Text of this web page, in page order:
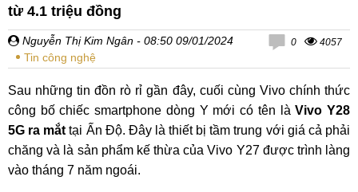
từ 4.1 triệu đồng
Nguyễn Thị Kim Ngân - 08:50 09/01/2024
Tin công nghệ
0 4057
Sau những tin đồn rò rỉ gần đây, cuối cùng Vivo chính thức
công bố chiếc smartphone dòng Y mới có tên làVivo Y28
5G ra mắt tại Ấn Độ. Đây là thiết bị tầm trung với giá cả phải
chăng và là sản phẩm kế thừa của Vivo Y27 được trình làng
vào tháng 7 năm ngoái.